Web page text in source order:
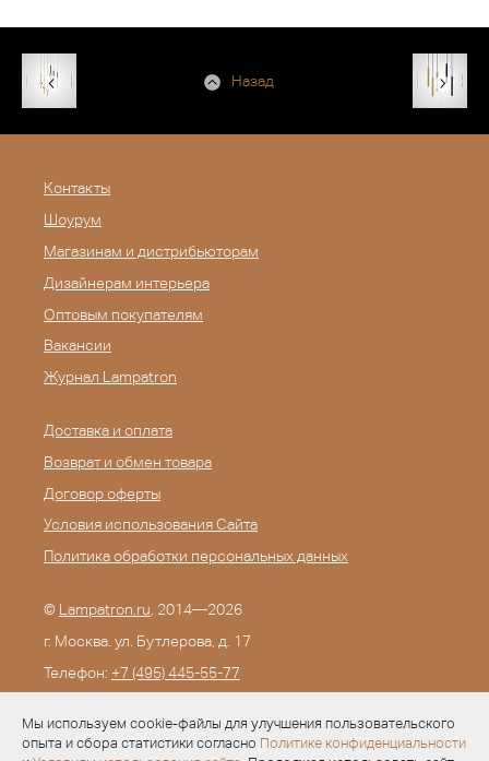
Мы используем cookie-файлы для улучшения пользовательского
опыта и сбора статистики согласно Политике конфиденциальности
Назад
Контакты
Шоурум
Магазинам и дистрибьюторам
Дизайнерам интерьера
Оптовым покупателям
Вакансии
Журнал Lampatron
Доставка и оплата
Возврат и обмен товара
Договор оферты
Условия использования Сайта
Политика обработки персональных данных
© Lampatron.ru , 2014—2026
г. Москва. ул. Бутлерова, д. 17
Телефон: +7 (495) 445-55-77